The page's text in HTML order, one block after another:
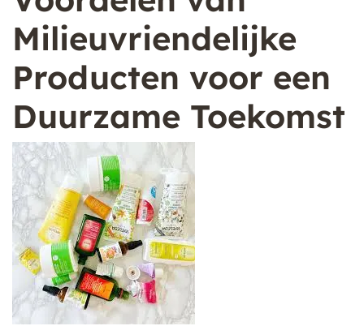
Milieuvriendelijke
Producten voor een
Duurzame Toekomst